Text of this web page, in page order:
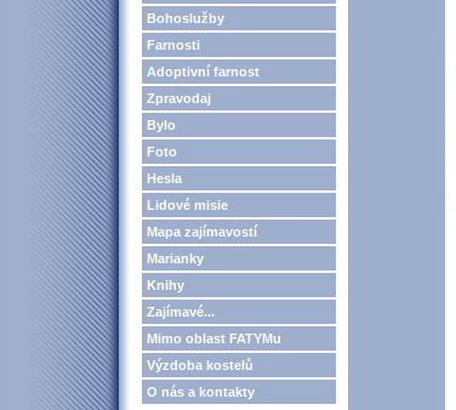
Bohoslužby
Farnosti
Adoptivní farnost
Zpravodaj
Bylo
Foto
Hesla
Lidové misie
Mapa zajímavostí
Marianky
Knihy
Zajímavé...
Mimo oblast FATYMu
Výzdoba kostelů
O nás a kontakty